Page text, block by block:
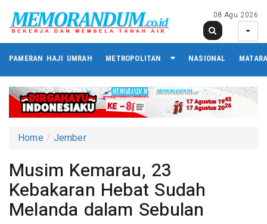
08 Agu 2026
PAMERAN HAJI UMRAH METROPOLITAN NASIONAL
Home Jember
Musim Kemarau, 23
Kebakaran Hebat Sudah
Melanda dalam Sebulan